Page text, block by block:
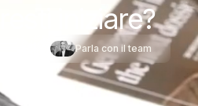
iniziare?
Parla con il team